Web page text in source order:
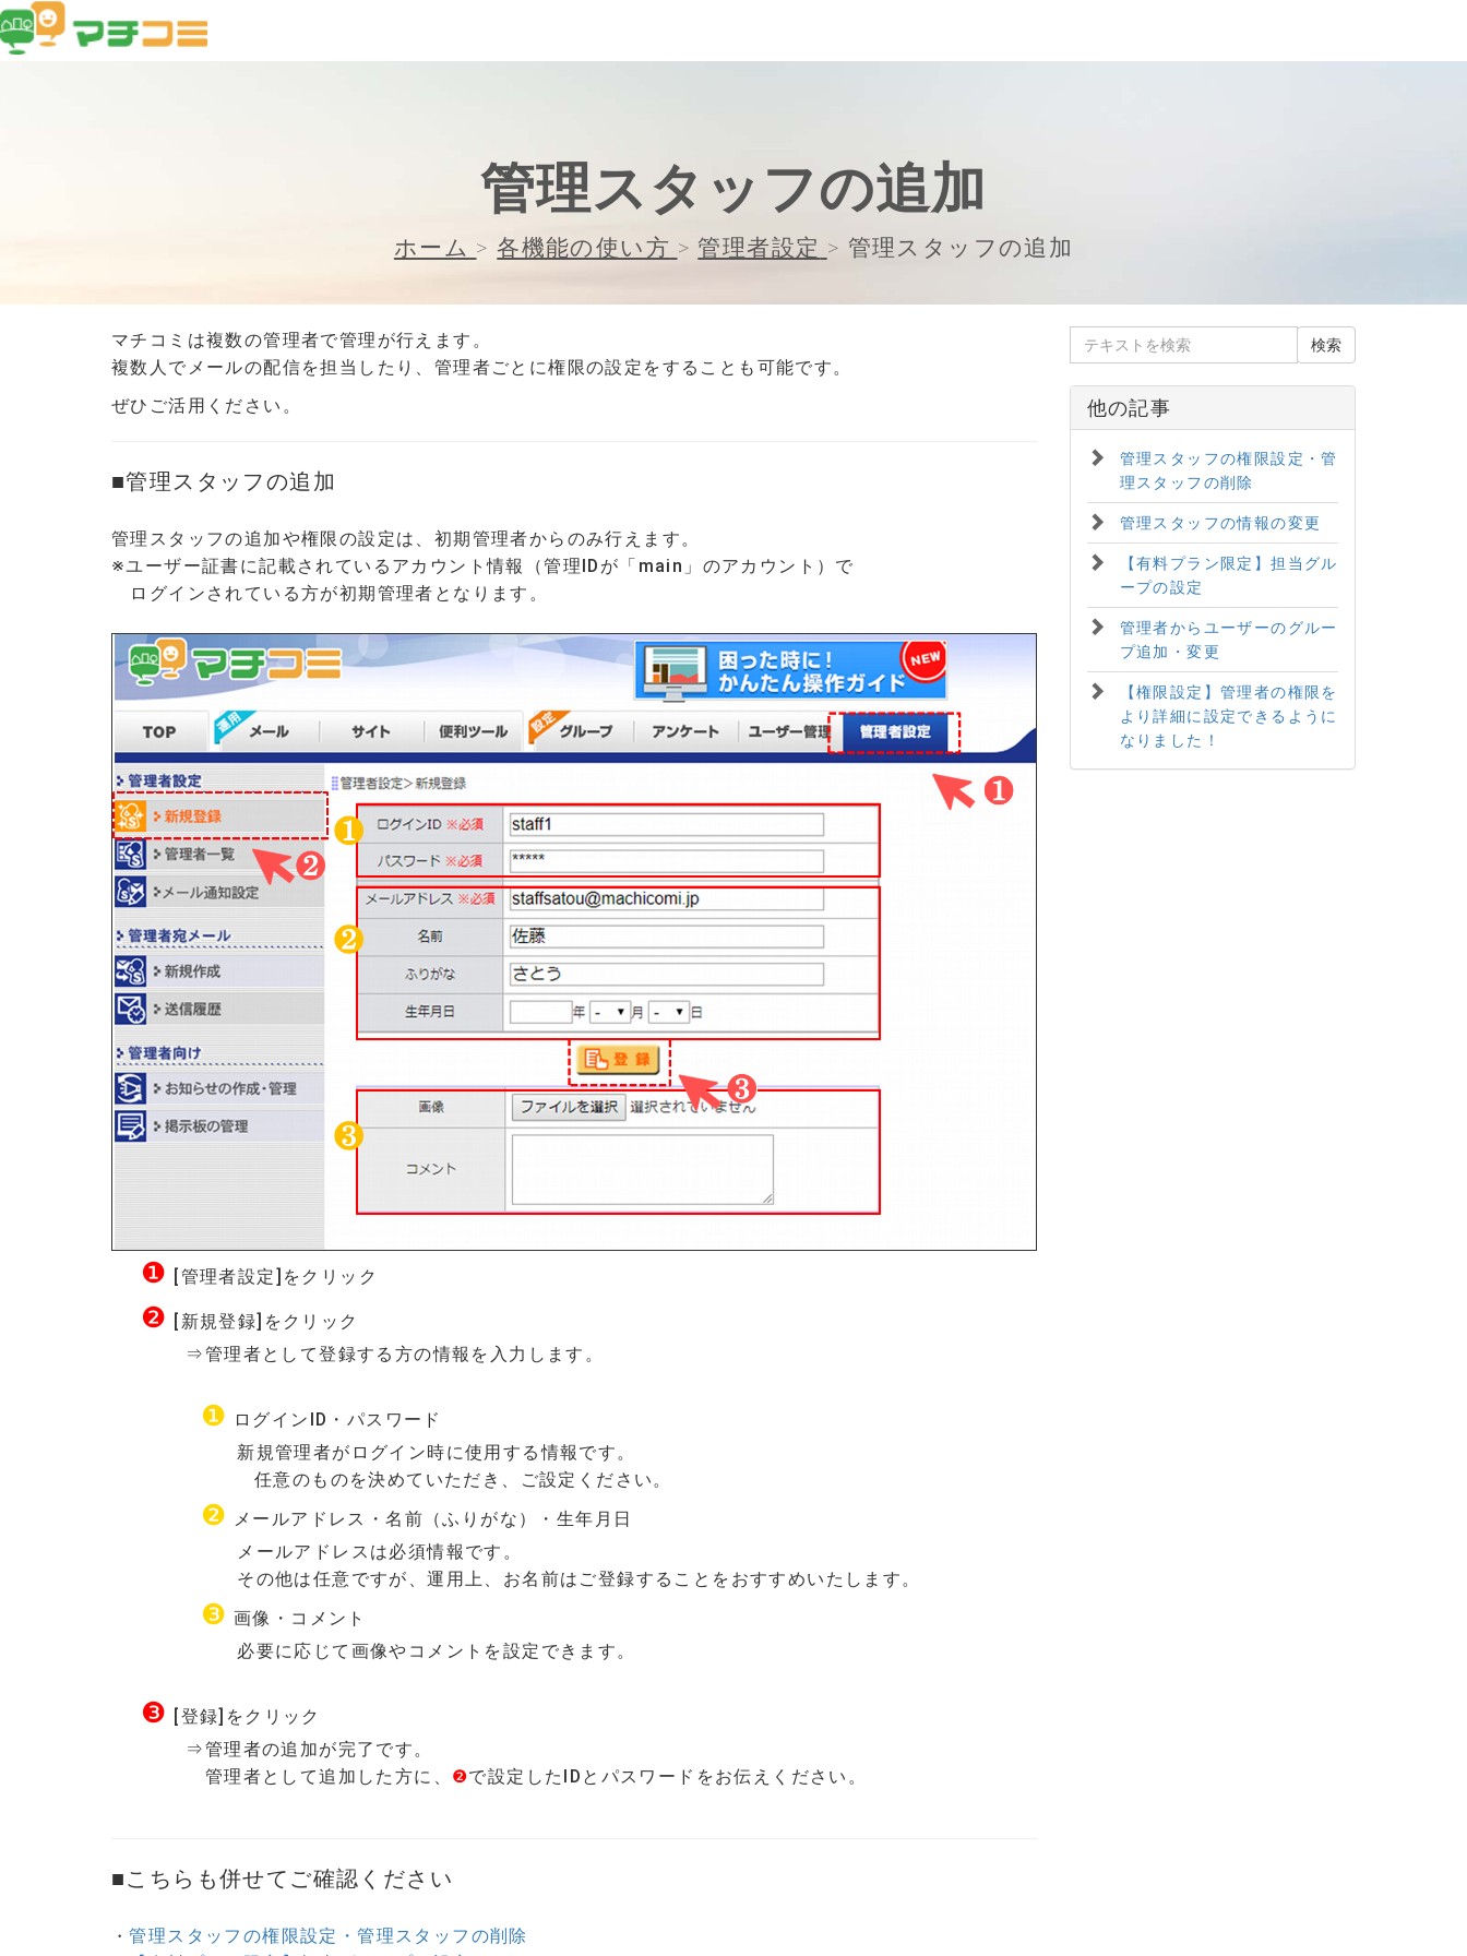
管理スタッフの追加
ホーム > 各機能の使い方 > 管理者設定 > 管理スタッフの追加
マチコミは複数の管理者で管理が行えます。
複数人でメールの配信を担当したり、管理者ごとに権限の設定をすることも可能です。
ぜひご活用ください。
■管理スタッフの追加
管理スタッフの追加や権限の設定は、初期管理者からのみ行えます。
※ユーザー証書に記載されているアカウント情報（管理IDが「main」のアカウント）で
ログインされている方が初期管理者となります。
❶ [管理者設定]をクリック
❷ [新規登録]をクリック
⇒管理者として登録する方の情報を入力します。
❶ ログインID・パスワード
新規管理者がログイン時に使用する情報です。
任意のものを決めていただき、ご設定ください。
❷ メールアドレス・名前（ふりがな）・生年月日
メールアドレスは必須情報です。
その他は任意ですが、運用上、お名前はご登録することをおすすめいたします。
❸ 画像・コメント
必要に応じて画像やコメントを設定できます。
❸ [登録]をクリック
⇒管理者の追加が完了です。
管理者として追加した方に、 ❷で設定したIDとパスワードをお伝えください。
■こちらも併せてご確認ください
・管理スタッフの権限設定・管理スタッフの削除
他の記事
管理スタッフの権限設定・管
理スタッフの削除
管理スタッフの情報の変更
【有料プラン限定】担当グル
ープの設定
管理者からユーザーのグルー
プ追加・変更
【権限設定】管理者の権限を
より詳細に設定できるように
なりました！